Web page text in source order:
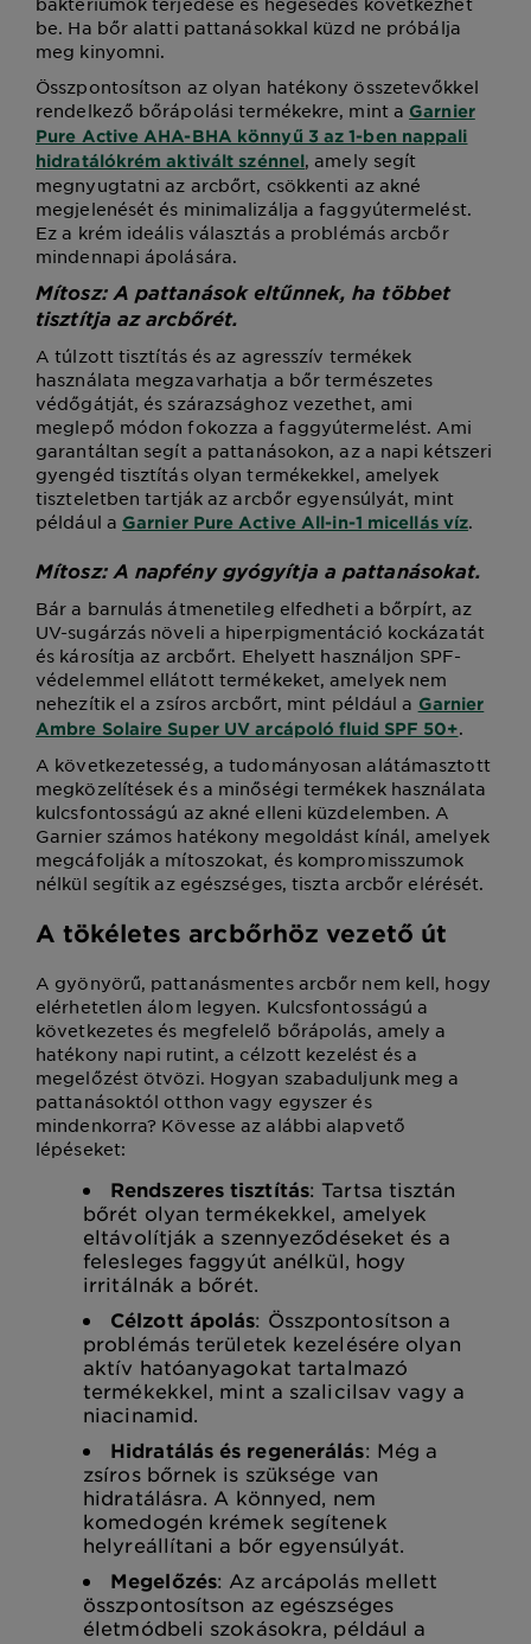
be. Ha bőr alatti pattanásokkal küzd ne próbálja
meg kinyomni.
Összpontosítson az olyan hatékony összetevőkkel
rendelkező bőrápolási termékekre, mint a Garnier
Pure Active AHA-BHA könnyű 3 az 1-ben nappali
hidratálókrém aktivált szénnel, amely segít
megnyugtatni az arcbőrt, csökkenti az akné
megjelenését és minimalizálja a faggyútermelést.
Ez a krém ideális választás a problémás arcbőr
mindennapi ápolására.
Mítosz: A pattanások eltűnnek, ha többet
tisztítja az arcbőrét.
A túlzott tisztítás és az agresszív termékek
használata megzavarhatja a bőr természetes
védőgátját, és szárazsághoz vezethet, ami
meglepő módon fokozza a faggyútermelést. Ami
garantáltan segít a pattanásokon, az a napi kétszeri
gyengéd tisztítás olyan termékekkel, amelyek
tiszteletben tartják az arcbőr egyensúlyát, mint
például a Garnier Pure Active All-in-1 micellás víz.
Mítosz: A napfény gyógyítja a pattanásokat.
Bár a barnulás átmenetileg elfedheti a bőrpírt, az
UV-sugárzás növeli a hiperpigmentáció kockázatát
és károsítja az arcbőrt. Ehelyett használjon SPF-
védelemmel ellátott termékeket, amelyek nem
nehezítik el a zsíros arcbőrt, mint például a Garnier
Ambre Solaire Super UV arcápoló fluid SPF 50+.
A következetesség, a tudományosan alátámasztott
megközelítések és a minőségi termékek használata
kulcsfontosságú az akné elleni küzdelemben. A
Garnier számos hatékony megoldást kínál, amelyek
megcáfolják a mítoszokat, és kompromisszumok
nélkül segítik az egészséges, tiszta arcbőr elérését.
A tökéletes arcbőrhöz vezető út
A gyönyörű, pattanásmentes arcbőr nem kell, hogy
elérhetetlen álom legyen. Kulcsfontosságú a
következetes és megfelelő bőrápolás, amely a
hatékony napi rutint, a célzott kezelést és a
megelőzést ötvözi. Hogyan szabaduljunk meg a
pattanásoktól otthon vagy egyszer és
mindenkorra? Kövesse az alábbi alapvető
lépéseket:
Rendszeres tisztítás: Tartsa tisztán
bőrét olyan termékekkel, amelyek
eltávolítják a szennyeződéseket és a
felesleges faggyút anélkül, hogy
irritálnák a bőrét.
Célzott ápolás: Összpontosítson a
problémás területek kezelésére olyan
aktív hatóanyagokat tartalmazó
termékekkel, mint a szalicilsav vagy a
niacinamid.
Hidratálás és regenerálás: Még a
zsíros bőrnek is szüksége van
hidratálásra. A könnyed, nem
komedogén krémek segítenek
helyreállítani a bőr egyensúlyát.
Megelőzés: Az arcápolás mellett
összpontosítson az egészséges
életmódbeli szokásokra, például a